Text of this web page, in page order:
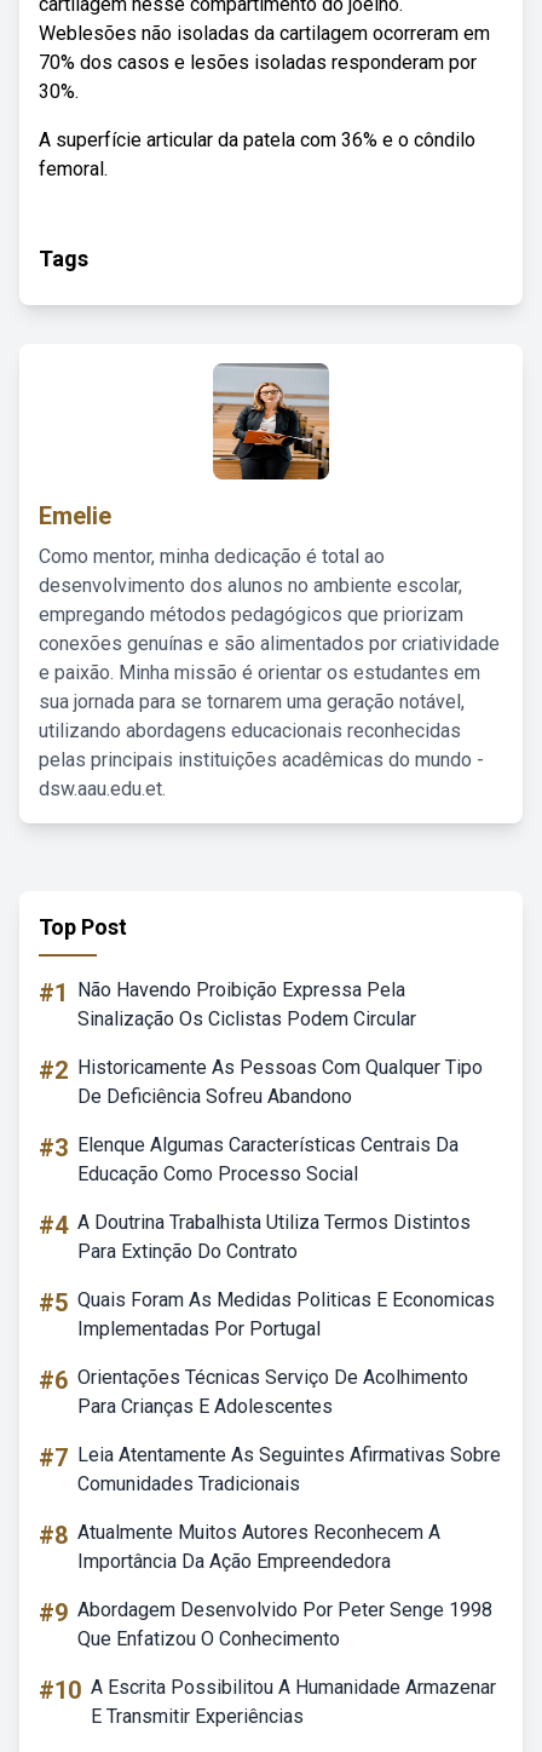
Weblesões não isoladas da cartilagem ocorreram em
70% dos casos e lesões isoladas responderam por
30%.
A superfície articular da patela com 36% e o côndilo
femoral.
Tags
Emelie
Como mentor, minha dedicação é total ao
desenvolvimento dos alunos no ambiente escolar,
empregando métodos pedagógicos que priorizam
conexões genuínas e são alimentados por criatividade
e paixão. Minha missão é orientar os estudantes em
sua jornada para se tornarem uma geração notável,
utilizando abordagens educacionais reconhecidas
pelas principais instituições acadêmicas do mundo -
dsw.aau.edu.et.
Top Post
#1
Não Havendo Proibição Expressa Pela
Sinalização Os Ciclistas Podem Circular
#2 Historicamente As Pessoas Com Qualquer Tipo
De Deficiência Sofreu Abandono
#3 Elenque Algumas Características Centrais Da
Educação Como Processo Social
#4 A Doutrina Trabalhista Utiliza Termos Distintos
Para Extinção Do Contrato
#5 Quais Foram As Medidas Politicas E Economicas
Implementadas Por Portugal
#6 Orientações Técnicas Serviço De Acolhimento
Para Crianças E Adolescentes
#7 Leia Atentamente As Seguintes Afirmativas Sobre
Comunidades Tradicionais
#8 Atualmente Muitos Autores Reconhecem A
Importância Da Ação Empreendedora
#9 Abordagem Desenvolvido Por Peter Senge 1998
Que Enfatizou O Conhecimento
#10 A Escrita Possibilitou A Humanidade Armazenar
E Transmitir Experiências